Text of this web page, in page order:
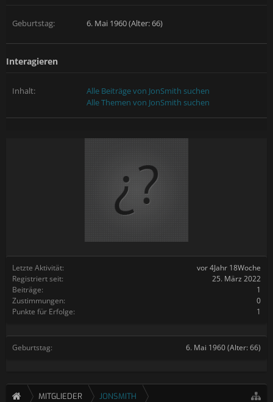
Letzte Aktivität:
vor 4Jahr 18Woche
Registriert seit:
25. März 2022
Beiträge:
1
Zustimmungen:
0
Punkte für Erfolge:
1
Geburtstag: 6. Mai 1960(Alter: 66)
Geburtstag: 6. Mai 1960 (Alter: 66)
Interagieren
Inhalt:
Alle Beiträge von JonSmith suchen
Alle Themen von JonSmith suchen
MITGLIEDER JONSMITH